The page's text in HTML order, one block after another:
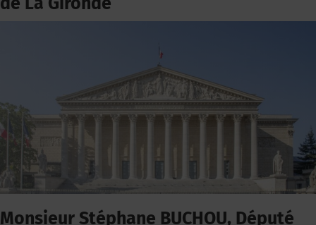
Monsieur Stéphane BUCHOU, Député